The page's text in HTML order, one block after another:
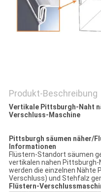
PRIVACY
POLICY
Produkt-Beschreibung
Vertikale Pittsburgh-Naht
Verschluss-Maschine
Pittsburgh säumen näher/
Informationen
Flüstern-Standort säumen
vertikalen nahen
werden die einzelnen
Verschluss) und Stehfalz
Flüstern-